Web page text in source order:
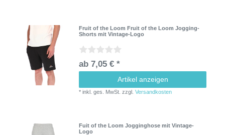
Fruit of the Loom Fruit of the Loom Jogging-
Shorts mit Vintage-Logo
ab 7,05 € *
Artikel anzeigen
*inkl. ges. MwSt. zzgl.Versandkosten
Fuit of the Loom Jogginghose mit Vintage-
Logo